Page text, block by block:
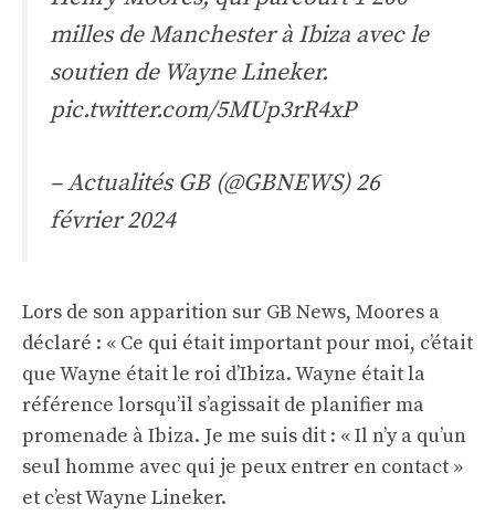
milles de Manchester à Ibiza avec le
soutien de Wayne Lineker.
pic.twitter.com/5MUp3rR4xP
– Actualités GB (@GBNEWS)26
février 2024
Lors de son apparition sur GB News, Moores a
déclaré : « Ce qui était important pour moi, c’était
que Wayne était le roi d’Ibiza. Wayne était la
référence lorsqu’il s’agissait de planifier ma
promenade à Ibiza. Je me suis dit : « Il n’y a qu’un
seul homme avec qui je peux entrer en contact »
et c’est Wayne Lineker.